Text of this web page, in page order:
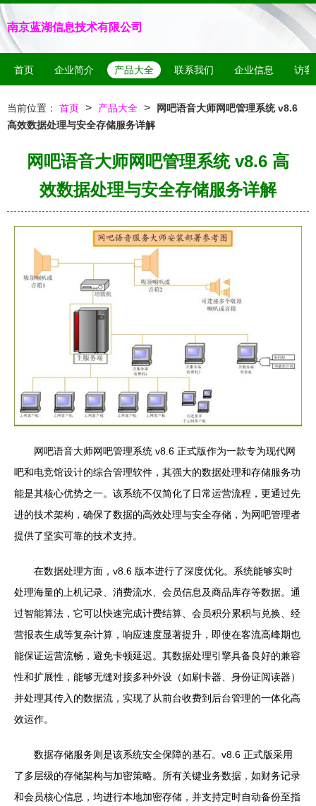
南京蓝湖信息技术有限公司
首页 企业简介 产品大全 联系我们 企业信息 访客
当前位置： 首页 > 产品大全 >
网吧语音大师网吧管理系统 v8.6
高效数据处理与安全存储服务详解
网吧语音大师网吧管理系统 v8.6 高
效数据处理与安全存储服务详解
网吧语音大师网吧管理系统 v8.6 正式版作为一款专为现代网
吧和电竞馆设计的综合管理软件，其强大的数据处理和存储服务功
能是其核心优势之一。该系统不仅简化了日常运营流程，更通过先
进的技术架构，确保了数据的高效处理与安全存储，为网吧管理者
提供了坚实可靠的技术支持。
在数据处理方面，v8.6 版本进行了深度优化。系统能够实时
处理海量的上机记录、消费流水、会员信息及商品库存等数据。通
过智能算法，它可以快速完成计费结算、会员积分累积与兑换、经
营报表生成等复杂计算，响应速度显著提升，即使在客流高峰期也
能保证运营流畅，避免卡顿延迟。其数据处理引擎具备良好的兼容
性和扩展性，能够无缝对接多种外设（如刷卡器、身份证阅读器）
并处理其传入的数据流，实现了从前台收费到后台管理的一体化高
效运作。
数据存储服务则是该系统安全保障的基石。v8.6 正式版采用
了多层级的存储架构与加密策略。所有关键业务数据，如财务记录
和会员核心信息，均进行本地加密存储，并支持定时自动备份至指